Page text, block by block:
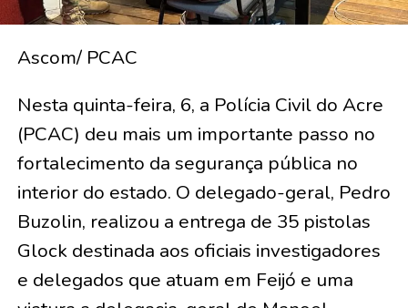
Ascom/ PCAC
Nesta quinta-feira, 6, a Polícia Civil do Acre
(PCAC) deu mais um importante passo no
fortalecimento da segurança pública no
interior do estado. O delegado-geral, Pedro
Buzolin, realizou a entrega de 35 pistolas
Glock destinada aos oficiais investigadores
e delegados que atuam em Feijó e uma